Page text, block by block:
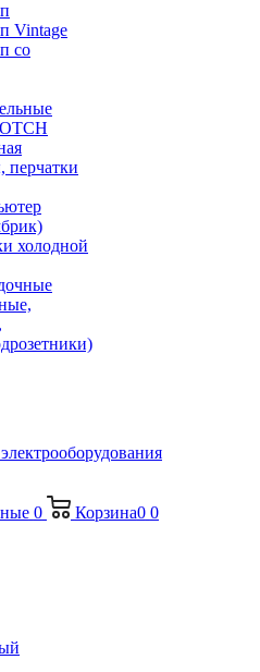
Vintage
со
перчатки
холодной
0 Корзина0 0